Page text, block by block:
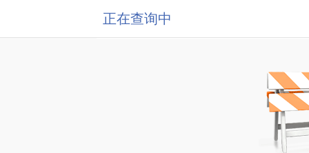
正在查询中